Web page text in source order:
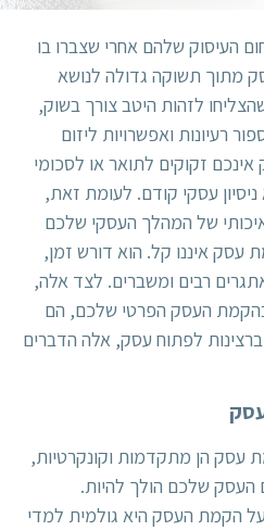
העיסוק שלהם אחרי שצברו בו
מתוך תשוקה גדולה לנושא
לזהות היטב צורך בשוק,
רעיונות ואפשרויות ליזום
זקוקים לתואר או לסכומי
עסקי קודם. לעומת זאת,
של המהלך העסקי שלכם
עסק איננו קל. הוא דורש זמן,
רבים ומשברים. לצד אלה,
העסק הפרטי שלכם, הם
לפתוח עסק, אלה הדברים
הן מתקדמות וקונקרטיות,
העסק שלכם הולך להיות.
הקמת העסק היא גולמית למדי